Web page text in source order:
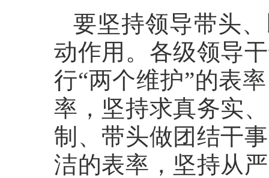
要坚持领导带头
动作用。各级领导
行“两个维护”的表
率，坚持求真务实
制、带头做团结干
洁的表率，坚持从